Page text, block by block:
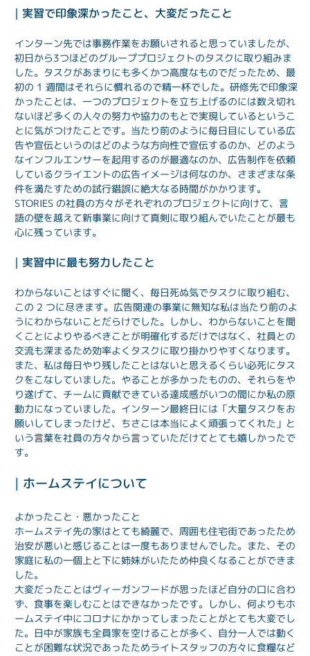
| 実習で印象深かったこと、大変だったこと
インターン先では事務作業をお願いされると思っていましたが、
初日から3つほどのグループプロジェクトのタスクに取り組みま
した。タスクがあまりにも多くかつ高度なものでだったため、最
初の 1 週間はそれらに慣れるので精一杯でした。研修先で印象深
かったことは、一つのプロジェクトを立ち上げるのには数え切れ
ないほど多くの人々の努力や協力のもとで実現しているというこ
とに気がつけたことです。当たり前のように毎日目にしている広
告や宣伝というのはどのような方向性で宣伝するのか、どのよう
なインフルエンサーを起用するのが最適なのか、広告制作を依頼
しているクライエントの広告イメージは何なのか、さまざまな条
件を満たすための試行錯誤に絶大なる時間がかかります。
STORIES の社員の方々がそれぞれのプロジェクトに向けて、言
語の壁を越えて新事業に向けて真剣に取り組んでいたことが最も
心に残っています。
| 実習中に最も努力したこと
わからないことはすぐに聞く、毎日死ぬ気でタスクに取り組む、
この 2 つに尽きます。広告関連の事業に無知な私は当たり前のよ
うにわからないことだらけでした。しかし、わからないことを聞
くことによりやるべきことが明確化するだけではなく、社員との
交流も深まるため効率よくタスクに取り掛かりやすくなります。
また、私は毎日やり残したことはないと思えるくらい必死にタス
クをこなしていました。やることが多かったものの、それらをや
り遂げて、チームに貢献できている達成感がいつの間にか私の原
動力になっていました。インターン最終日には「大量タスクをお
願いしてしまったけど、ちさこは本当によく頑張ってくれた」と
いう言葉を社員の方々から言っていただけてとても嬉しかったで
す。
| ホームステイについて
よかったこと・悪かったこと
ホームステイ先の家はとても綺麗で、周囲も住宅街であったため
治安が悪いと感じることは一度もありませんでした。また、その
家庭に私の一個上と下に姉妹がいたため仲良くなることができま
した。
大変だったことはヴィーガンフードが思ったほど自分の口に合わ
ず、食事を楽しむことはできなかったです。しかし、何よりもホ
ームステイ中にコロナにかかってしまったことがとても大変でし
た。日中が家族も全員家を空けることが多く、自分一人では動く
ことが困難な状況であったためライトスタッフの方々に食糧など